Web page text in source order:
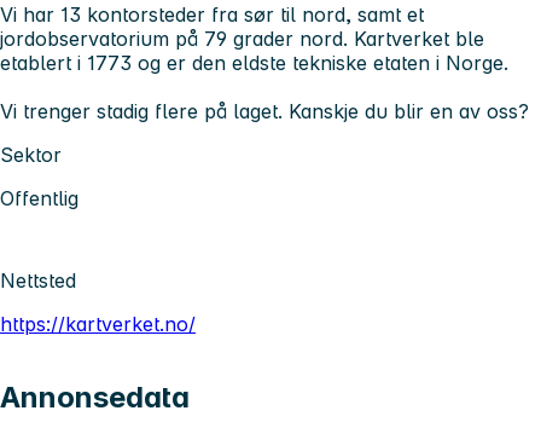
Vi har 13 kontorsteder fra sør til nord, samt et
jordobservatorium på 79 grader nord. Kartverket ble
etablert i 1773 og er den eldste tekniske etaten i Norge.
Vi trenger stadig flere på laget. Kanskje du blir en av oss?
Sektor
Offentlig
Nettsted
https://kartverket.no/
Annonsedata